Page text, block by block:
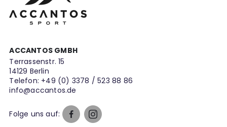
ACCANTOS GMBH
Terrassenstr. 15
14129 Berlin
Telefon: +49 (0) 3378 / 523 88 86
info@accantos.de
Folge uns auf: